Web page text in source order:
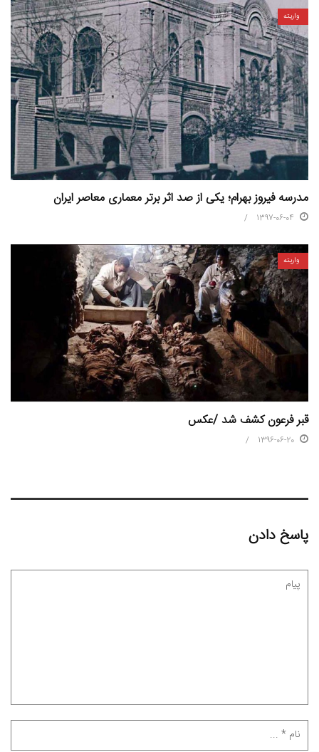
واریته
مدرسه فیروز بهرام؛ یکی از صد اثر برتر معماری معاصر ایران
1397-06-04
واریته
قبر فرعون کشف شد /عکس
1396-06-20
پاسخ دادن